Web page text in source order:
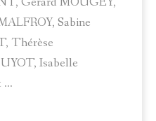
Sabine
Thérèse
Isabelle